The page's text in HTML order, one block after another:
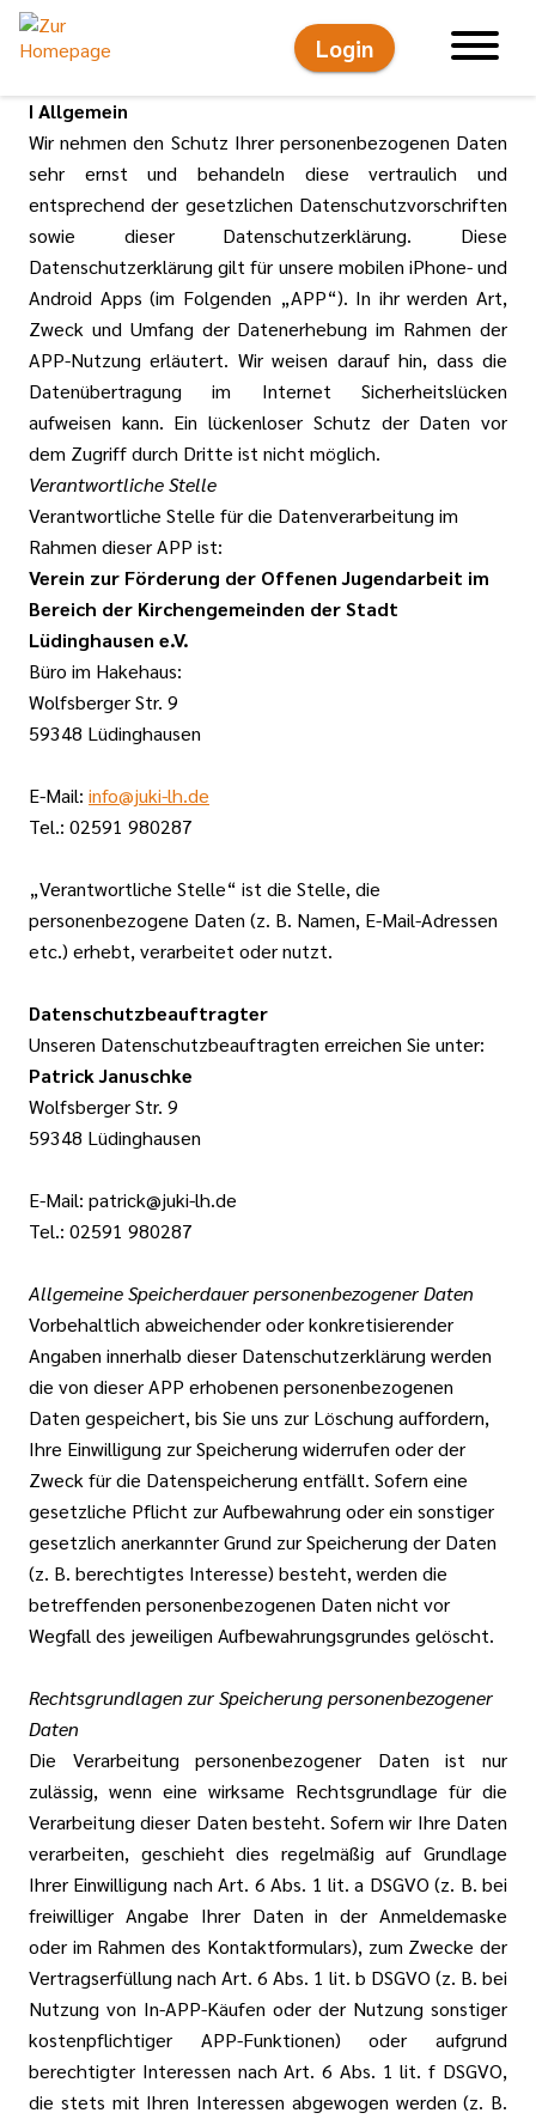
Login
I Allgemein
Wir nehmen den Schutz Ihrer personenbezogenen Daten
sehr ernst und behandeln diese vertraulich und
entsprechend der gesetzlichen Datenschutzvorschriften
sowie dieser Datenschutzerklärung. Diese
Datenschutzerklärung gilt für unsere mobilen iPhone- und
Android Apps (im Folgenden „APP“). In ihr werden Art,
Zweck und Umfang der Datenerhebung im Rahmen der
APP-Nutzung erläutert. Wir weisen darauf hin, dass die
Datenübertragung im Internet Sicherheitslücken
aufweisen kann. Ein lückenloser Schutz der Daten vor
dem Zugriff durch Dritte ist nicht möglich.
Verantwortliche Stelle
Verantwortliche Stelle für die Datenverarbeitung im
Rahmen dieser APP ist:
Verein zur Förderung der Offenen Jugendarbeit im
Bereich der Kirchengemeinden der Stadt
Lüdinghausen e.V.
Büro im Hakehaus:
Wolfsberger Str. 9
59348 Lüdinghausen
E-Mail: info@juki-lh.de
Tel.: 02591 980287
„Verantwortliche Stelle“ ist die Stelle, die
personenbezogene Daten (z. B. Namen, E-Mail-Adressen
etc.) erhebt, verarbeitet oder nutzt.
Datenschutzbeauftragter
Unseren Datenschutzbeauftragten erreichen Sie unter:
Patrick Januschke
Wolfsberger Str. 9
59348 Lüdinghausen
E-Mail: patrick@juki-lh.de
Tel.: 02591 980287
Allgemeine Speicherdauer personenbezogener Daten
Vorbehaltlich abweichender oder konkretisierender
Angaben innerhalb dieser Datenschutzerklärung werden
die von dieser APP erhobenen personenbezogenen
Daten gespeichert, bis Sie uns zur Löschung auffordern,
Ihre Einwilligung zur Speicherung widerrufen oder der
Zweck für die Datenspeicherung entfällt. Sofern eine
gesetzliche Pflicht zur Aufbewahrung oder ein sonstiger
gesetzlich anerkannter Grund zur Speicherung der Daten
(z. B. berechtigtes Interesse) besteht, werden die
betreffenden personenbezogenen Daten nicht vor
Wegfall des jeweiligen Aufbewahrungsgrundes gelöscht.
Rechtsgrundlagen zur Speicherung personenbezogener
Daten
Die Verarbeitung personenbezogener Daten ist nur
zulässig, wenn eine wirksame Rechtsgrundlage für die
Verarbeitung dieser Daten besteht. Sofern wir Ihre Daten
verarbeiten, geschieht dies regelmäßig auf Grundlage
Ihrer Einwilligung nach Art. 6 Abs. 1 lit. a DSGVO (z. B. bei
freiwilliger Angabe Ihrer Daten in der Anmeldemaske
oder im Rahmen des Kontaktformulars), zum Zwecke der
Vertragserfüllung nach Art. 6 Abs. 1 lit. b DSGVO (z. B. bei
Nutzung von In-APP-Käufen oder der Nutzung sonstiger
kostenpflichtiger APP-Funktionen) oder aufgrund
berechtigter Interessen nach Art. 6 Abs. 1 lit. f DSGVO,
die stets mit Ihren Interessen abgewogen werden (z. B.